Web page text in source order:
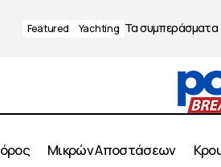
Featured Yachting Τα συμπεράσματα
Μικρών Αποστάσεων